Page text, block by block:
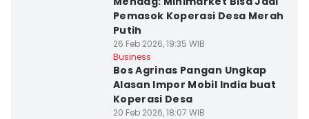
Pemasok Koperasi Desa Merah
Putih
26 Feb 2026, 19:35 WIB
Business
Bos Agrinas Pangan Ungkap
Alasan Impor Mobil India buat
Koperasi Desa
20 Feb 2026, 18:07 WIB